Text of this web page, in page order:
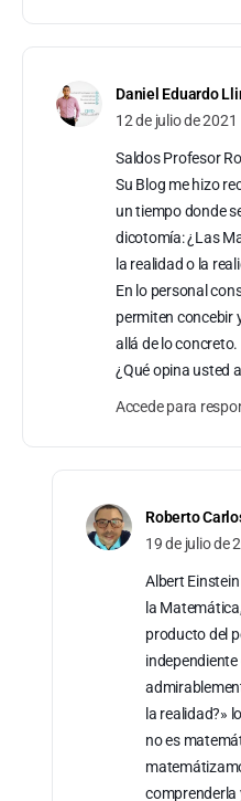
Daniel Eduardo
12 de julio de 2021
Saldos Profesor
Su Blog me hizo
un tiempo donde
dicotomía: ¿Las
la realidad o la
En lo personal
permiten concebir
allá de lo concreto.
¿Qué opina usted
Accede para
Roberto
19 de julio de
Albert
la
producto del
independiente
la realidad?»
no es
comprenderla